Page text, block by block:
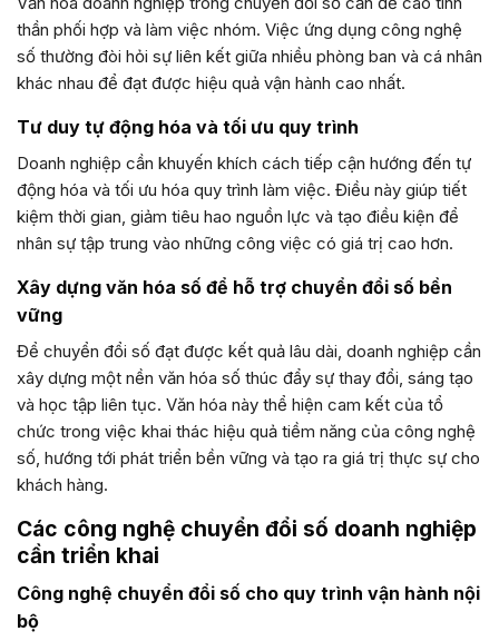
thần phối hợp và làm việc nhóm. Việc ứng dụng công nghệ
số thường đòi hỏi sự liên kết giữa nhiều phòng ban và cá nhân
khác nhau để đạt được hiệu quả vận hành cao nhất.
Tư duy tự động hóa và tối ưu quy trình
Doanh nghiệp cần khuyến khích cách tiếp cận hướng đến tự
động hóa và tối ưu hóa quy trình làm việc. Điều này giúp tiết
kiệm thời gian, giảm tiêu hao nguồn lực và tạo điều kiện để
nhân sự tập trung vào những công việc có giá trị cao hơn.
Xây dựng văn hóa số để hỗ trợ chuyển đổi số bền
vững
Để chuyển đổi số đạt được kết quả lâu dài, doanh nghiệp cần
xây dựng một nền văn hóa số thúc đẩy sự thay đổi, sáng tạo
và học tập liên tục. Văn hóa này thể hiện cam kết của tổ
chức trong việc khai thác hiệu quả tiềm năng của công nghệ
số, hướng tới phát triển bền vững và tạo ra giá trị thực sự cho
khách hàng.
Các công nghệ chuyển đổi số doanh nghiệp
cần triển khai
Công nghệ chuyển đổi số cho quy trình vận hành nội
bộ